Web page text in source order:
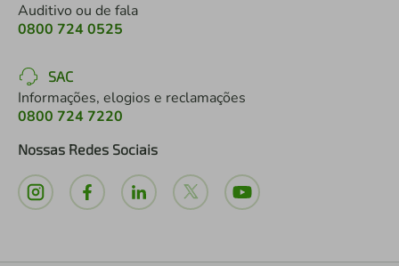
Auditivo ou de fala
0800 724 0525
SAC
Informações, elogios e reclamações
0800 724 7220
Nossas Redes Sociais